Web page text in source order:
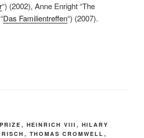
“) (2002), Anne Enright “The
Das Familientreffen“) (2007).
, HEINRICH VIII , HILARY
, THOMAS CROMWELL ,